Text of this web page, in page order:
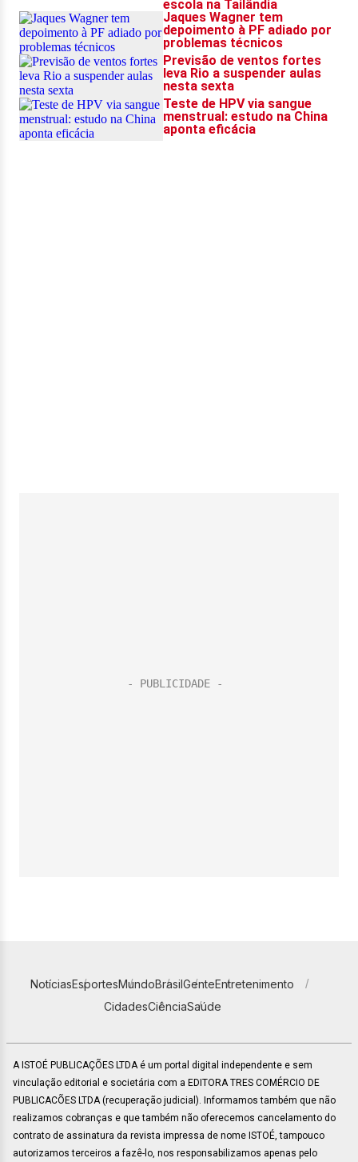
NotíciasEsportesMundoBrasilGenteEntretenimento
CidadesCiênciaSaúde
A ISTOÉ PUBLICAÇÕES LTDA é um portal digital independente e sem
vinculação editorial e societária com a EDITORA TRES COMÉRCIO DE
PUBLICACÕES LTDA (recuperação judicial). Informamos também que não
realizamos cobranças e que também não oferecemos cancelamento do
contrato de assinatura da revista impressa de nome ISTOÉ, tampouco
autorizamos terceiros a fazê-lo, nos responsabilizamos apenas pelo